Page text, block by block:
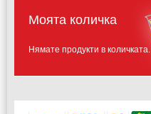
Моята количка
Нямате продукти в количката.